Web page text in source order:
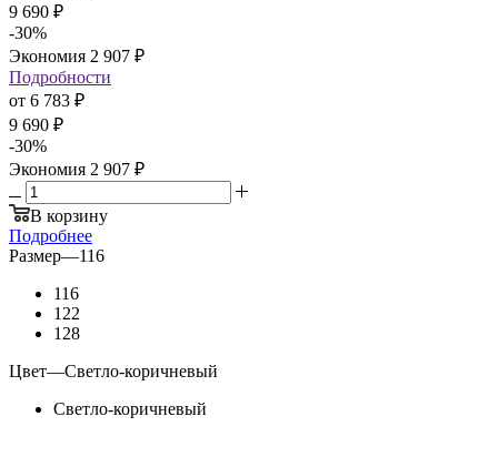
9 690 ₽
-30%
Экономия 2 907 ₽
Подробности
от 6 783 ₽
9 690 ₽
-30%
Экономия 2 907 ₽
В корзину
Подробнее
Размер—116
116
122
128
Цвет—Светло-коричневый
Светло-коричневый